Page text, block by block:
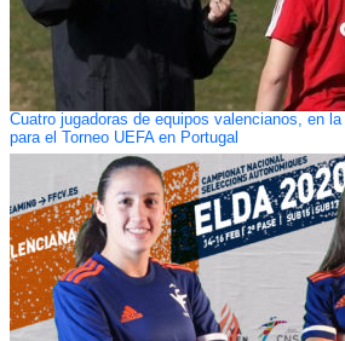
Cuatro jugadoras de equipos valencianos, en
para el Torneo UEFA en Portugal